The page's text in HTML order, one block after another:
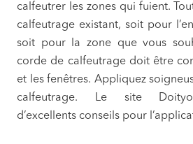
calfeutrer les zones qui fuient.
calfeutrage existant, soit pour
soit pour la zone que vous
corde de calfeutrage doit être
et les fenêtres. Appliquez
calfeutrage. Le site
d’excellents conseils pour